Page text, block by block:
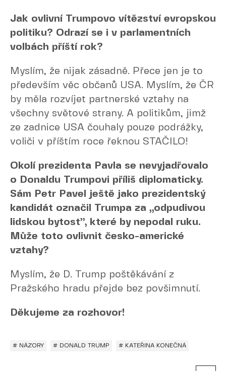
Jak ovlivní Trumpovo vítězství evropskou
politiku? Odrazí se i v parlamentních
volbách příští rok?
Myslím, že nijak zásadně. Přece jen je to
především věc občanů USA. Myslím, že ČR
by měla rozvíjet partnerské vztahy na
všechny světové strany. A politikům, jimž
ze zadnice USA čouhaly pouze podrážky,
voliči v příštím roce řeknou STAČILO!
Okolí prezidenta Pavla se nevyjadřovalo
o Donaldu Trumpovi příliš diplomaticky.
Sám Petr Pavel ještě jako prezidentský
kandidát označil Trumpa za „odpudivou
lidskou bytost”, které by nepodal ruku.
Může toto ovlivnit česko-americké
vztahy?
Myslím, že D. Trump poštěkávání z
Pražského hradu přejde bez povšimnutí.
Děkujeme za rozhovor!
# NÁZORY # DONALD TRUMP # KATEŘINA KONEČNÁ